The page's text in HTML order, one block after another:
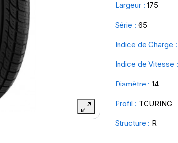
Largeur : 175
Série : 65
Indice de Charge :
Indice de Vitesse :
Diamètre : 14
Profil : TOURING
Structure : R